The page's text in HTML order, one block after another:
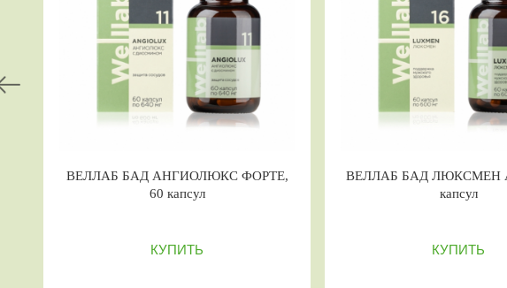
БАД ЛЮКСМЕН АКТИВ, 60
ВЕЛЛАБ БАД АНТИГЕЛЬМ ФИТО, 60